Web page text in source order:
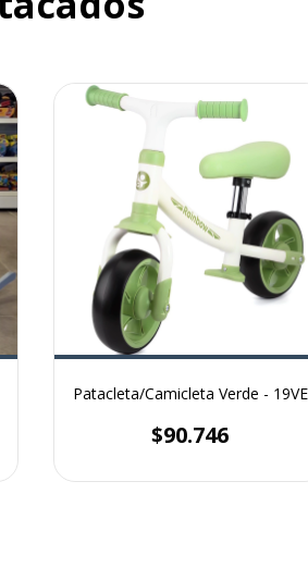
Patacleta/Camicleta Verde - 19VE
$90.746